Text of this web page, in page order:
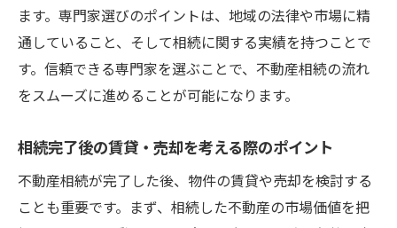
ます。専門家選びのポイントは、地域の法律や市場に精
通していること、そして相続に関する実績を持つことで
す。信頼できる専門家を選ぶことで、不動産相続の流れ
をスムーズに進めることが可能になります。
相続完了後の賃貸・売却を考える際のポイント
不動産相続が完了した後、物件の賃貸や売却を検討する
ことも重要です。まず、相続した不動産の市場価値を把